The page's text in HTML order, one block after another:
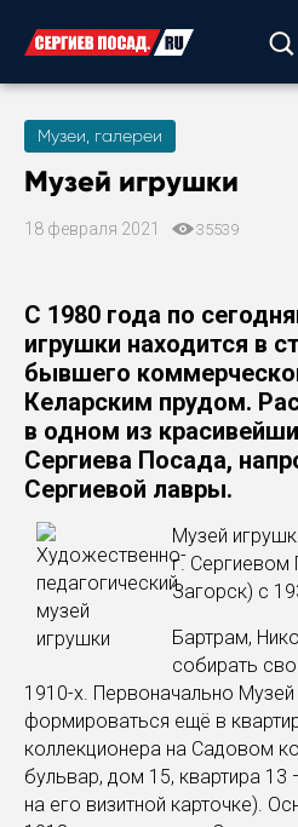
Музеи, галереи
Музей игрушки
18 февраля 2021 35539
С 1980 года по
игрушки находится в
бывшего
Келарским прудом.
в одном из
Сергиева Посада,
Сергиевой лавры.
Музей
г. Сергиевом
Загорск) с
Бартрам,
собирать
1910-х. Первоначально Музей
формироваться ещё в
коллекционера на Садовом
бульвар, дом 15, квартира
на его визитной карточке).